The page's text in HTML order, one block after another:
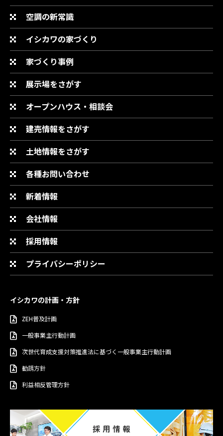
空調の新常識
イシカワの家づくり
家づくり事例
展示場をさがす
オープンハウス・相談会
建売情報をさがす
土地情報をさがす
各種お問い合わせ
新着情報
会社情報
採用情報
プライバシーポリシー
イシカワの計画・方針
ZEH普及計画
一般事業主行動計画
次世代育成支援対策推進法に基づく一般事業主行動計画
勧誘方針
利益相反管理方針